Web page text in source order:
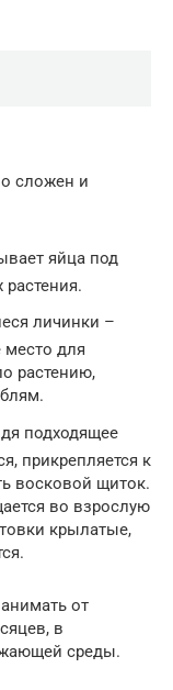
сложен и
яйца под
личинки –
для
растению,
подходящее
прикрепляется к
восковой щиток.
во взрослую
крылатые,
от
в
среды.